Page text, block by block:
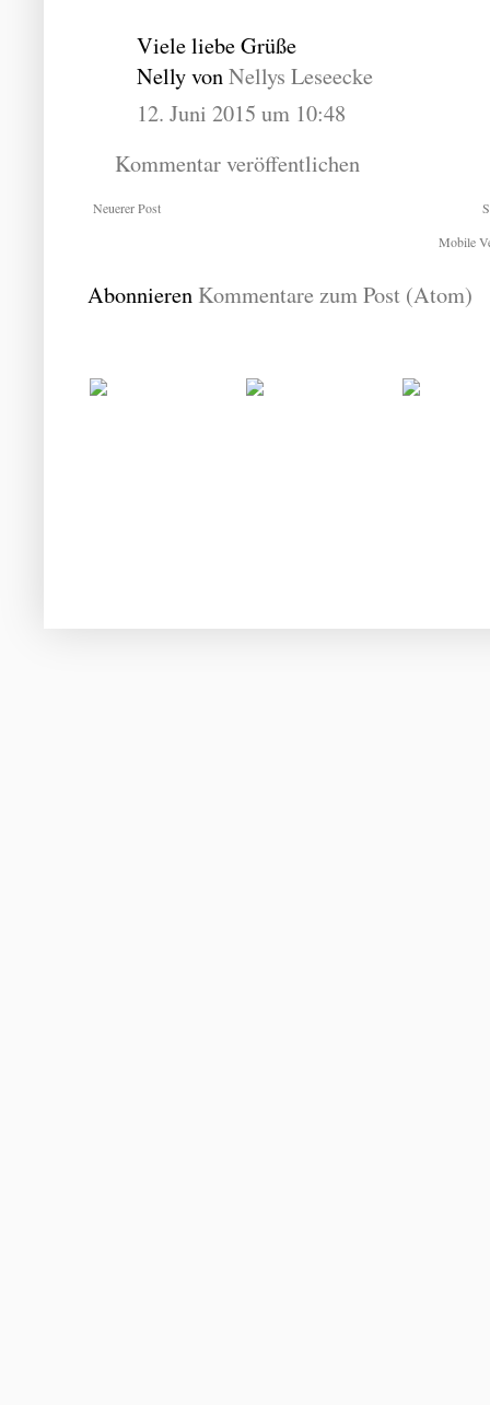
Viele liebe Grüße
Nelly vonNellys Leseecke
12. Juni 2015 um 10:48
Kommentar veröffentlichen
Neuerer Post
Mobile
Abonnieren Kommentare zum Post (Atom)